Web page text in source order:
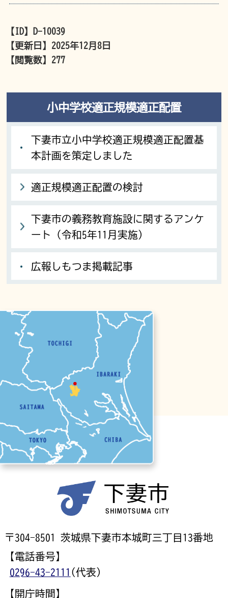
【ID】
D-10039
【更新日】 2025年12月8日
【閲覧数】 277
小中学校適正規模適正配置
下妻市立小中学校適正規模適正配置基
本計画を策定しました
適正規模適正配置の検討
下妻市の義務教育施設に関するアンケ
ート（令和5年11月実施）
広報しもつま掲載記事
〒304-8501 茨城県下妻市本城町三丁目13番地
【電話番号】
0296-43-2111 (代表)
【開庁時間】